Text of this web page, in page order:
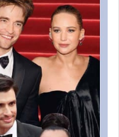
здесь на
игр, чтобы
поделилась
была
от волнения и